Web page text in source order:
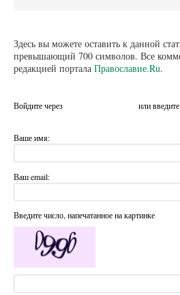
Здесь вы можете оставить к данной
превышающий 700 символов. Все
редакцией портала Православие.Ru.
Войдите через или
Ваше имя:
Ваш email:
Введите число, напечатанное на картинке